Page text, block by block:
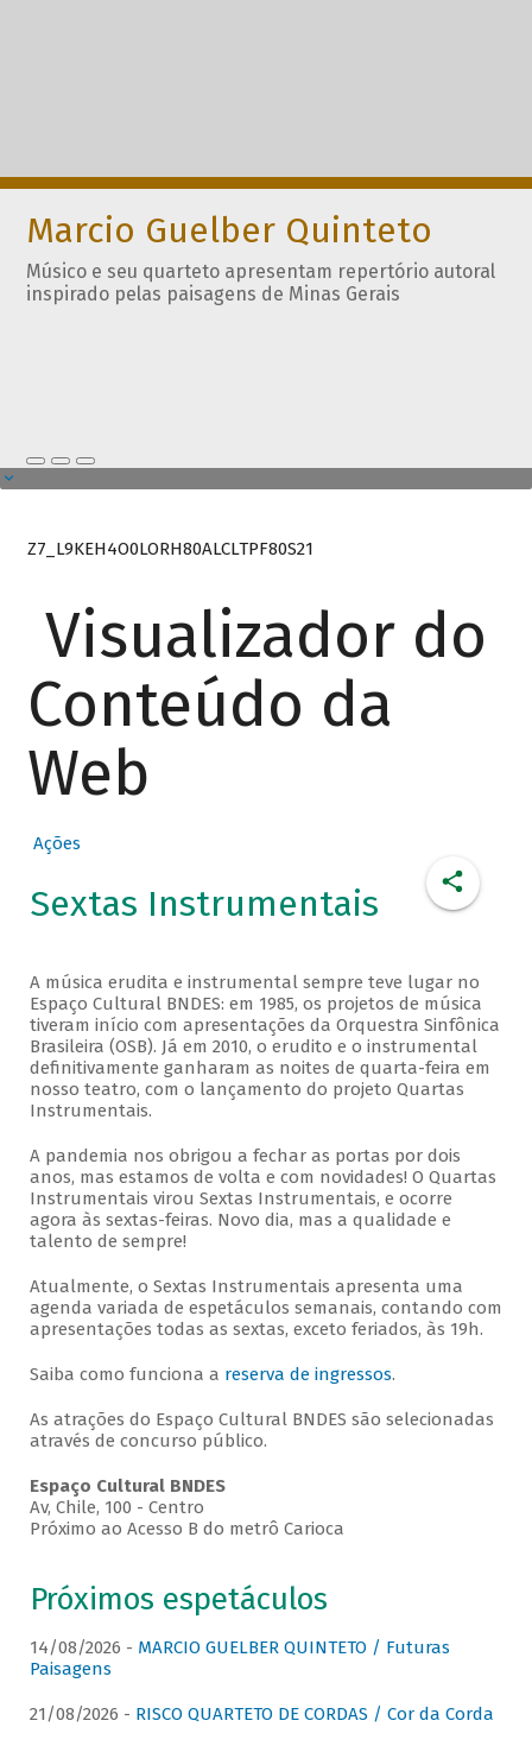
Marcio Guelber Quinteto
Músico e seu quarteto apresentam repertório autoral
inspirado pelas paisagens de Minas Gerais
Z7_L9KEH4O0LORH80ALCLTPF80S21
Visualizador do
Conteúdo da
Web
Ações
Sextas Instrumentais
A música erudita e instrumental sempre teve lugar no
Espaço Cultural BNDES: em 1985, os projetos de música
tiveram início com apresentações da Orquestra Sinfônica
Brasileira (OSB). Já em 2010, o erudito e o instrumental
definitivamente ganharam as noites de quarta-feira em
nosso teatro, com o lançamento do projeto Quartas
Instrumentais.
A pandemia nos obrigou a fechar as portas por dois
anos, mas estamos de volta e com novidades! O Quartas
Instrumentais virou Sextas Instrumentais, e ocorre
agora às sextas-feiras. Novo dia, mas a qualidade e
talento de sempre!
Atualmente, o Sextas Instrumentais apresenta uma
agenda variada de espetáculos semanais, contando com
apresentações todas as sextas, exceto feriados, às 19h.
Saiba como funciona a reserva de ingressos.
As atrações do Espaço Cultural BNDES são selecionadas
através de concurso público.
Espaço Cultural BNDES
Av, Chile, 100 - Centro
Próximo ao Acesso B do metrô Carioca
Próximos espetáculos
14/08/2026 - MARCIO GUELBER QUINTETO / Futuras
Paisagens
21/08/2026 - RISCO QUARTETO DE CORDAS / Cor da Corda